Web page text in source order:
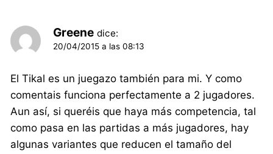
Greene dice:
20/04/2015 a las 08:13
El Tikal es un juegazo también para mi. Y como
comentais funciona perfectamente a 2 jugadores.
Aun así, si queréis que haya más competencia, tal
como pasa en las partidas a más jugadores, hay
algunas variantes que reducen el tamaño del